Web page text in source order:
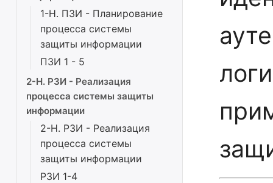
1-Н. ПЗИ - Планирование
процесса системы
защиты информации
ПЗИ 1 - 5
2-Н. РЗИ - Реализация
процесса системы защиты
информации
2-Н. РЗИ - Реализация
процесса системы
защиты информации
РЗИ 1-4